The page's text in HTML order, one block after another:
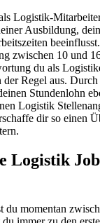
Logistik-
Ausbildung,
zwischen 10 und
du als
Regel aus. Durch
Stundenlohn
Logistik
dir so einen
Logistik
du momentan